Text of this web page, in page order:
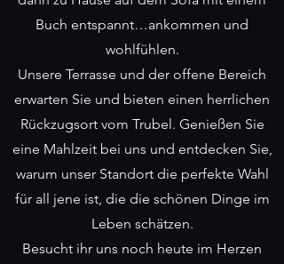
Buch entspannt…ankommen und
wohlfühlen.
Unsere Terrasse und der offene Bereich
erwarten Sie und bieten einen herrlichen
Rückzugsort vom Trubel. Genießen Sie
eine Mahlzeit bei uns und entdecken Sie,
warum unser Standort die perfekte Wahl
für all jene ist, die die schönen Dinge im
Leben schätzen.
Besucht ihr uns noch heute im Herzen